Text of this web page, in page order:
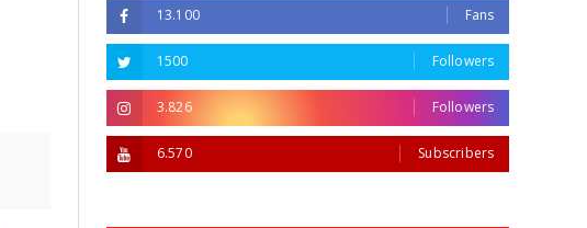
13.100 Fans
1500 Followers
3.826 Followers
6.570 Subscribers